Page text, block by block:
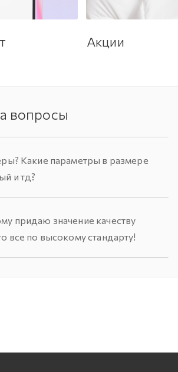
Акции
вопросы
Какие параметры в размере
и тд?
придаю значение качеству
все по высокому стандарту!